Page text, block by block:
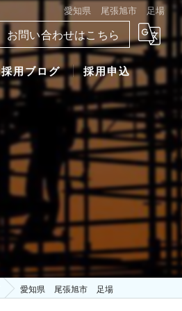
愛知県 尾張旭市 足場
お問い合わせはこちら
採用ブログ 採用申込
愛知県 尾張旭市 足場